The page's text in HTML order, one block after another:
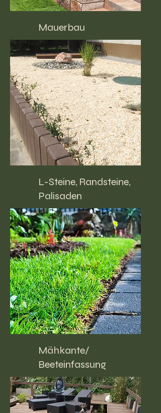
Mauerbau
L-Steine, Randsteine,
Palisaden
Mähkante/
Beeteinfassung